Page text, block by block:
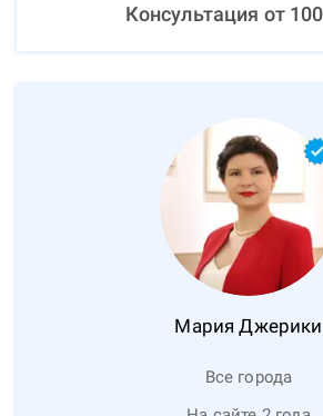
Консультация от
Мария Джерики
Все города